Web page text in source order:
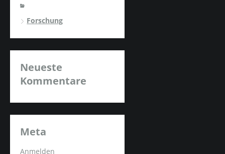
Forschung
Neueste
Kommentare
Meta
Anmelden